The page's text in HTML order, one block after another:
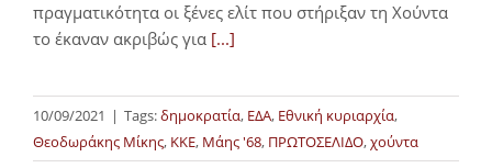
πραγματικότητα οι ξένες ελίτ που στήριξαν τη Χούντα
το έκαναν ακριβώς για [...]
10/09/2021 | Tags:δημοκρατία, ΕΔΑ, Εθνική κυριαρχία,
Θεοδωράκης Μίκης, ΚΚΕ, Μάης '68, ΠΡΩΤΟΣΕΛΙΔΟ,χούντα